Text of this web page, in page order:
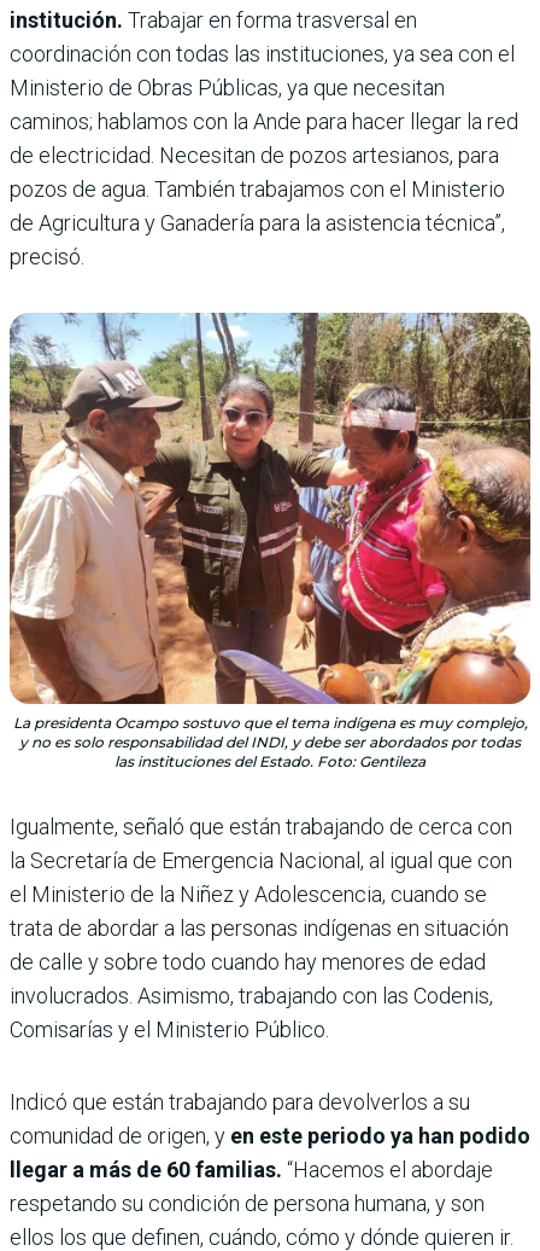
institución. Trabajar en forma trasversal en
coordinación con todas las instituciones, ya sea con el
Ministerio de Obras Públicas, ya que necesitan
caminos; hablamos con la Ande para hacer llegar la red
de electricidad. Necesitan de pozos artesianos, para
pozos de agua. También trabajamos con el Ministerio
de Agricultura y Ganadería para la asistencia técnica”,
precisó.
La presidenta Ocampo sostuvo que el tema indígena es muy complejo,
y no es solo responsabilidad del INDI, y debe ser abordados por todas
las instituciones del Estado. Foto: Gentileza
Igualmente, señaló que están trabajando de cerca con
la Secretaría de Emergencia Nacional, al igual que con
el Ministerio de la Niñez y Adolescencia, cuando se
trata de abordar a las personas indígenas en situación
de calle y sobre todo cuando hay menores de edad
involucrados. Asimismo, trabajando con las Codenis,
Comisarías y el Ministerio Público.
Indicó que están trabajando para devolverlos a su
comunidad de origen, y en este periodo ya han podido
llegar a más de 60 familias. “Hacemos el abordaje
respetando su condición de persona humana, y son
ellos los que definen, cuándo, cómo y dónde quieren ir.